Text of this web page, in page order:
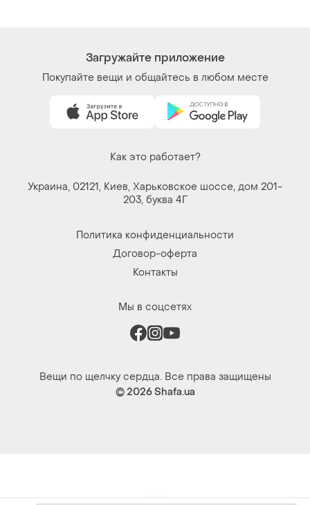
Загружайте приложение
Покупайте вещи и общайтесь в любом месте
Как это работает?
Украина, 02121, Киев, Харьковское шоссе, дом 201-
203, буква 4Г
Политика конфиденциальности
Договор-оферта
Контакты
Мы в соцсетях
Вещи по щелчку сердца. Все права защищены
© 2026Shafa.ua